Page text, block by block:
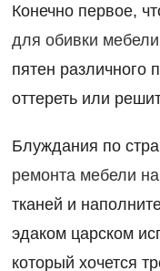
Конечно первое,
для обивки мебели
пятен различного
оттереть или
Блуждания по
ремонта мебели
тканей и
эдаком царском
который хочется